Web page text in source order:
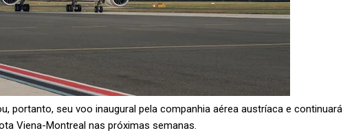
portanto, seu voo inaugural pela companhia aérea austríaca e continuará
Viena-Montreal nas próximas semanas.